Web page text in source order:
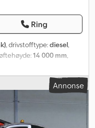
Ring
, drivstofftype:diesel,
14 000 mm,
Annonse